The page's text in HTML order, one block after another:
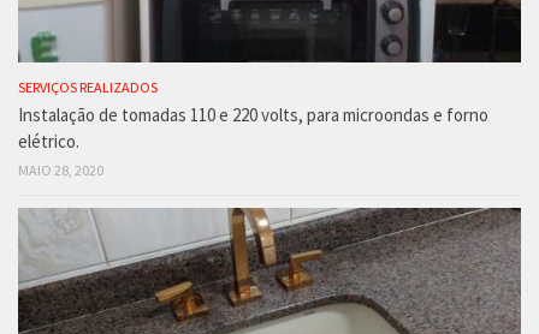
SERVIÇOS REALIZADOS
Instalação de tomadas 110 e 220 volts, para microondas e forno
elétrico.
MAIO 28, 2020